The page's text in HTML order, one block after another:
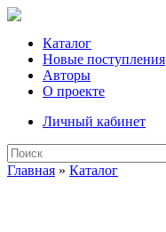
Каталог
Новые поступления
Авторы
О проекте
Личный кабинет
Главная » Каталог